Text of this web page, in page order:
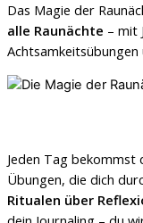
Das Magie der
alle Raunächte – mit
Jeden Tag bekommst
Übungen, die dich
Ritualen über